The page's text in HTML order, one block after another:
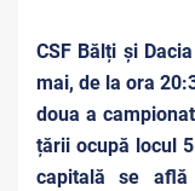
CSF Bălți și
mai, de la ora
doua a
țării ocupă locul
capitală se